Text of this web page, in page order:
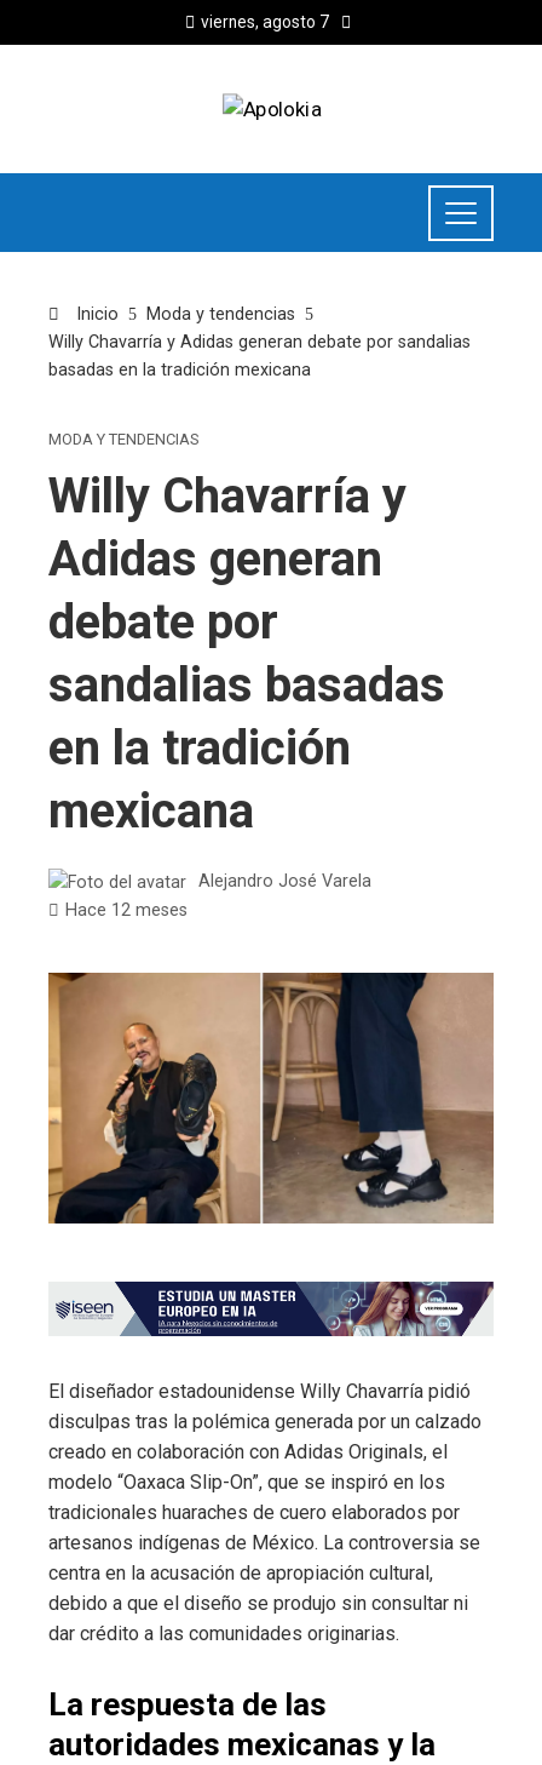
viernes, agosto 7
Inicio
Moda y tendencias
Willy Chavarría y Adidas generan debate por sandalias
basadas en la tradición mexicana
MODA Y TENDENCIAS
Willy Chavarría y
Adidas generan
debate por
sandalias basadas
en la tradición
mexicana
Alejandro José Varela
Hace 12 meses
El diseñador estadounidense Willy Chavarría pidió
disculpas tras la polémica generada por un calzado
creado en colaboración con Adidas Originals, el
modelo “Oaxaca Slip-On”, que se inspiró en los
tradicionales huaraches de cuero elaborados por
artesanos indígenas de México. La controversia se
centra en la acusación de apropiación cultural,
debido a que el diseño se produjo sin consultar ni
dar crédito a las comunidades originarias.
La respuesta de las
autoridades mexicanas y la